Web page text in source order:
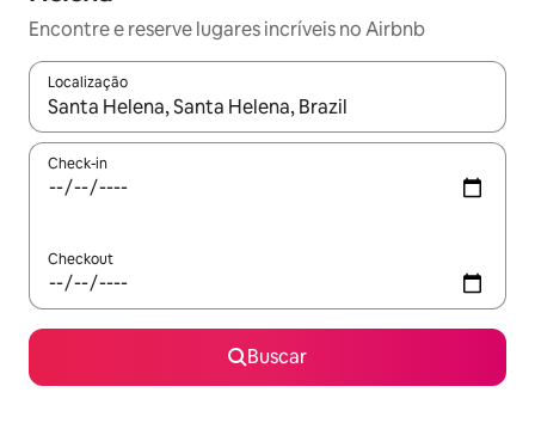
Encontre e reserve lugares incríveis no Airbnb
Localização
Quando os resultados estiverem disponíveis, explore-os
Check-in
Checkout
Buscar